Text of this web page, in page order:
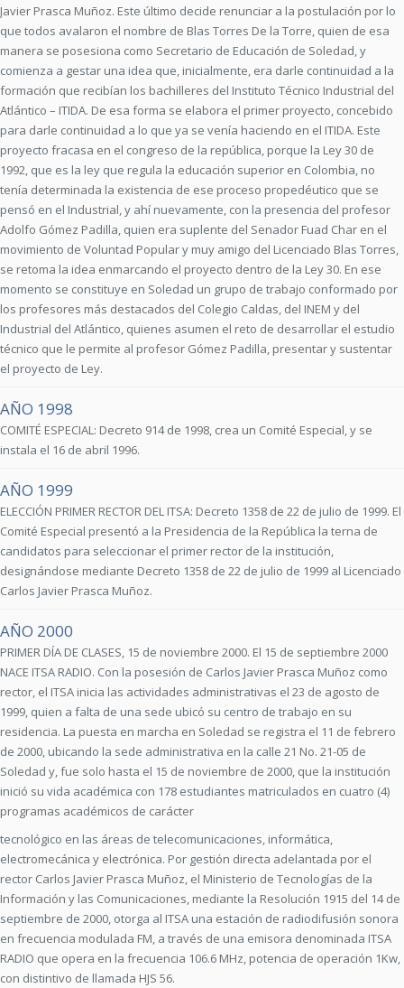
Javier Prasca Muñoz. Este último decide renunciar a la postulación por lo
que todos avalaron el nombre de Blas Torres De la Torre, quien de esa
manera se posesiona como Secretario de Educación de Soledad, y
comienza a gestar una idea que, inicialmente, era darle continuidad a la
formación que recibían los bachilleres del Instituto Técnico Industrial del
Atlántico – ITIDA. De esa forma se elabora el primer proyecto, concebido
para darle continuidad a lo que ya se venía haciendo en el ITIDA. Este
proyecto fracasa en el congreso de la república, porque la Ley 30 de
1992, que es la ley que regula la educación superior en Colombia, no
tenía determinada la existencia de ese proceso propedéutico que se
pensó en el Industrial, y ahí nuevamente, con la presencia del profesor
Adolfo Gómez Padilla, quien era suplente del Senador Fuad Char en el
movimiento de Voluntad Popular y muy amigo del Licenciado Blas Torres,
se retoma la idea enmarcando el proyecto dentro de la Ley 30. En ese
momento se constituye en Soledad un grupo de trabajo conformado por
los profesores más destacados del Colegio Caldas, del INEM y del
Industrial del Atlántico, quienes asumen el reto de desarrollar el estudio
técnico que le permite al profesor Gómez Padilla, presentar y sustentar
el proyecto de Ley.
AÑO 1998
COMITÉ ESPECIAL: Decreto 914 de 1998, crea un Comité Especial, y se
instala el 16 de abril 1996.
AÑO 1999
ELECCIÓN PRIMER RECTOR DEL ITSA: Decreto 1358 de 22 de julio de 1999. El
Comité Especial presentó a la Presidencia de la República la terna de
candidatos para seleccionar el primer rector de la institución,
designándose mediante Decreto 1358 de 22 de julio de 1999 al Licenciado
Carlos Javier Prasca Muñoz.
AÑO 2000
PRIMER DÍA DE CLASES, 15 de noviembre 2000. El 15 de septiembre 2000
NACE ITSA RADIO. Con la posesión de Carlos Javier Prasca Muñoz como
rector, el ITSA inicia las actividades administrativas el 23 de agosto de
1999, quien a falta de una sede ubicó su centro de trabajo en su
residencia. La puesta en marcha en Soledad se registra el 11 de febrero
de 2000, ubicando la sede administrativa en la calle 21 No. 21-05 de
Soledad y, fue solo hasta el 15 de noviembre de 2000, que la institución
inició su vida académica con 178 estudiantes matriculados en cuatro (4)
programas académicos de carácter
tecnológico en las áreas de telecomunicaciones, informática,
electromecánica y electrónica. Por gestión directa adelantada por el
rector Carlos Javier Prasca Muñoz, el Ministerio de Tecnologías de la
Información y las Comunicaciones, mediante la Resolución 1915 del 14 de
septiembre de 2000, otorga al ITSA una estación de radiodifusión sonora
en frecuencia modulada FM, a través de una emisora denominada ITSA
RADIO que opera en la frecuencia 106.6 MHz, potencia de operación 1Kw,
con distintivo de llamada HJS 56.